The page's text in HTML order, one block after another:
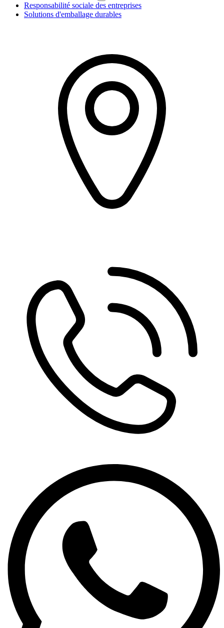
Responsabilité sociale des entreprises
Solutions d'emballage durables